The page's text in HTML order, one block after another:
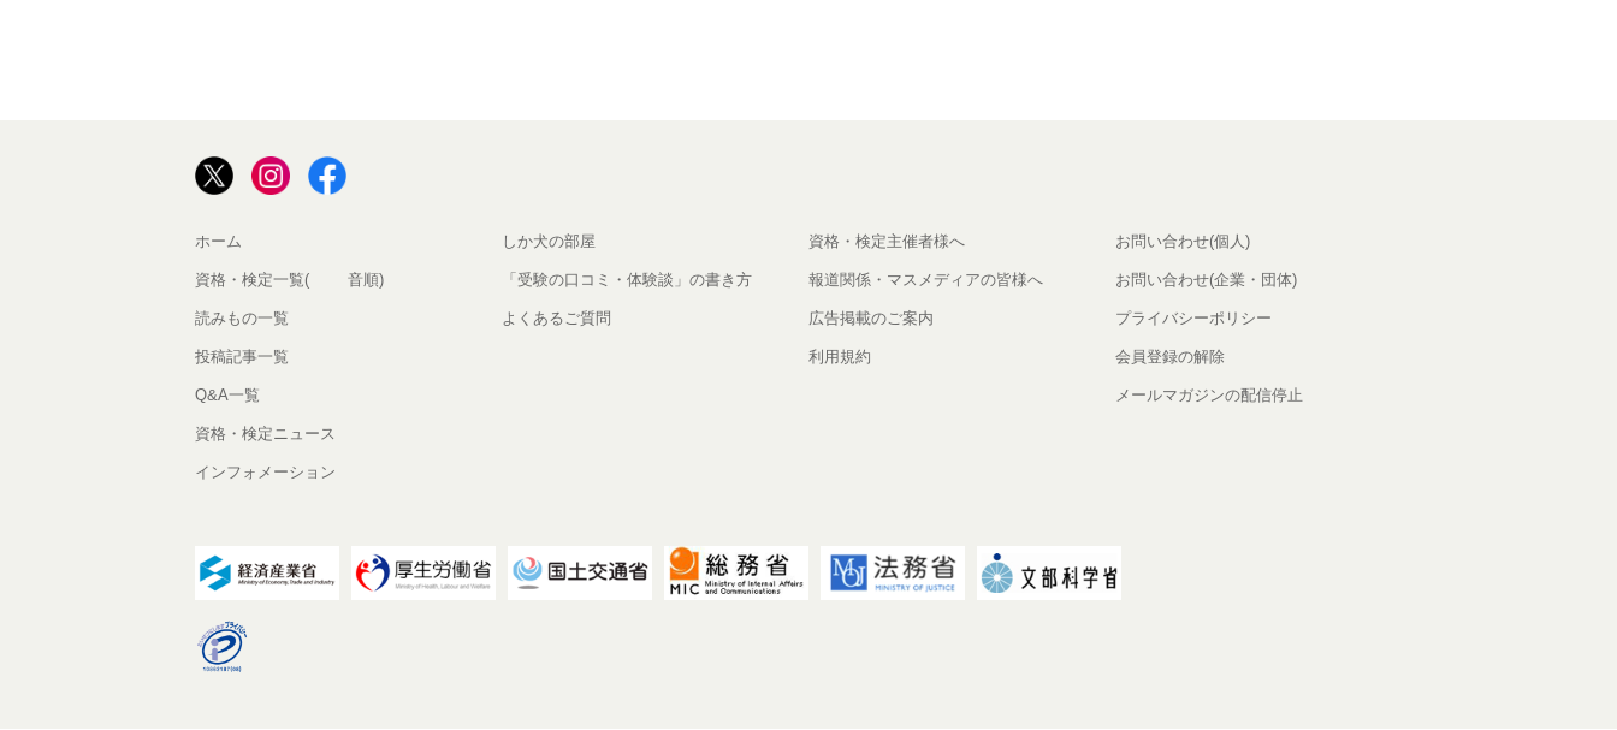
ホーム
資格・検定一覧(50音順)
読みもの一覧
投稿記事一覧
Q&A一覧
資格・検定ニュース
インフォメーション
しか犬の部屋
「受験の口コミ・体験談」の書き方
よくあるご質問
資格・検定主催者様へ
報道関係・マスメディアの皆様へ
広告掲載のご案内
利用規約
お問い合わせ(個人)
お問い合わせ(企業・団体)
プライバシーポリシー
会員登録の解除
メールマガジンの配信停止